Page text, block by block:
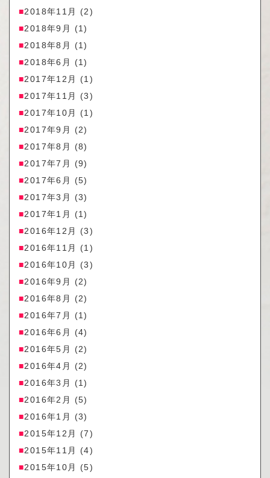
2018年11月
(2)
2018年9月
(1)
2018年8月
(1)
2018年6月
(1)
2017年12月
(1)
2017年11月
(3)
2017年10月
(1)
2017年9月
(2)
2017年8月
(8)
2017年7月
(9)
2017年6月
(5)
2017年3月
(3)
2017年1月
(1)
2016年12月
(3)
2016年11月
(1)
2016年10月
(3)
2016年9月
(2)
2016年8月
(2)
2016年7月
(1)
2016年6月
(4)
2016年5月
(2)
2016年4月
(2)
2016年3月
(1)
2016年2月
(5)
2016年1月
(3)
2015年12月
(7)
2015年11月
(4)
2015年10月
(5)